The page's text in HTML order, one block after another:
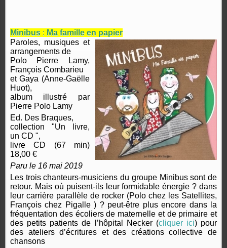
Minibus : Ma famille en papier
Paroles, musiques et
arrangements de
Polo Pierre Lamy,
François Combarieu
et Gaya (Anne-Gaëlle
Huot),
album illustré par
Pierre Polo Lamy
Ed. Des Braques,
collection "Un livre,
un CD ",
livre CD (67 min)
18,00 €
Paru le 16 mai 2019
Les trois chanteurs-musiciens du groupe Minibus sont de
retour. Mais où puisent-ils leur formidable énergie ? dans
leur carrière parallèle de rocker (Polo chez les Satellites,
François chez Pigalle ) ? peut-être plus encore dans la
fréquentation des écoliers de maternelle et de primaire et
des petits patients de l’hôpital Necker (cliquer ici) pour
des ateliers d’écritures et des créations collective de
chansons